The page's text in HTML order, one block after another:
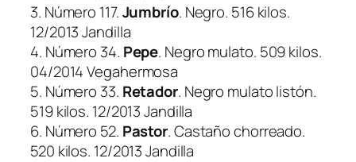
3. Número 117.Jumbrío. Negro. 516 kilos.
12/2013 Jandilla
4. Número 34. Pepe. Negro mulato. 509 kilos.
04/2014 Vegahermosa
5. Número 33. Retador. Negro mulato listón.
519 kilos. 12/2013 Jandilla
6. Número 52. Pastor. Castaño chorreado.
520 kilos. 12/2013 Jandilla